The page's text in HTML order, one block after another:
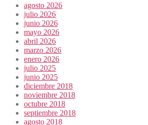
agosto 2026
julio 2026
junio 2026
mayo 2026
abril 2026
marzo 2026
enero 2026
julio 2025
junio 2025
diciembre 2018
noviembre 2018
octubre 2018
septiembre 2018
agosto 2018